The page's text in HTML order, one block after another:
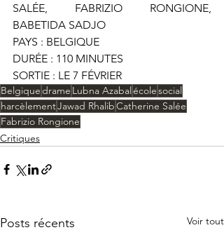
SALÉE, FABRIZIO RONGIONE,
BABETIDA SADJO
PAYS : BELGIQUE
DURÉE : 110 MINUTES
SORTIE : LE 7 FÉVRIER
Belgiquedrame Lubna Azabalécolesocial
harcèlementJawad RhalibCatherine Salée
Fabrizio Rongione
Critiques
Posts récents Voir tout